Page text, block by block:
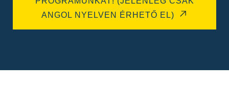
ANGOL NYELVEN ÉRHETŐ EL)